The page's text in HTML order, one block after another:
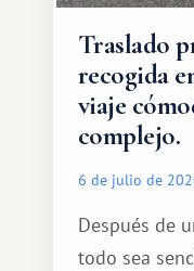
Traslado
recogida
viaje
complejo.
6 de julio de
Después de
todo sea